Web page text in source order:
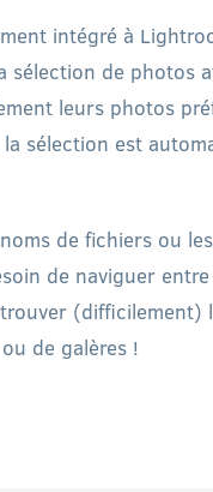
intégré à
sélection de photos
leurs photos
sélection est
de fichiers ou
de naviguer
de galères !